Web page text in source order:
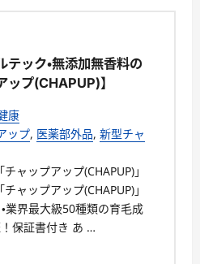
ック・無添加無香料の
ップ(CHAPUP)】
康
ップ, 医薬部外品, 新型チャ
ャップアップ(CHAPUP)」
ャップアップ(CHAPUP)」
・業界最大級50種類の育毛成
！保証書付き あ …